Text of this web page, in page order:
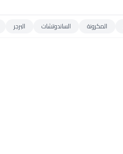
المكرونة الساندوتشات البرجر